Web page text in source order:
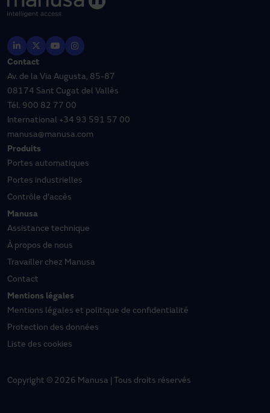
Contact
Av. de la Via Augusta, 85-87
08174 Sant Cugat del Vallès
Tél. 900 82 77 00
International +34 93 591 57 00
manusa@manusa.com
Produits
Portes automatiques
Portes industrielles
Contrôle d'accès
Manusa
Assistance technique
À propos de nous
Travailler chez Manusa
Contact
Mentions légales
Mentions légales et politique de confidentialité
Protection des données
Liste des cookies
Copyright © 2026 Manusa | Tous droits réservés